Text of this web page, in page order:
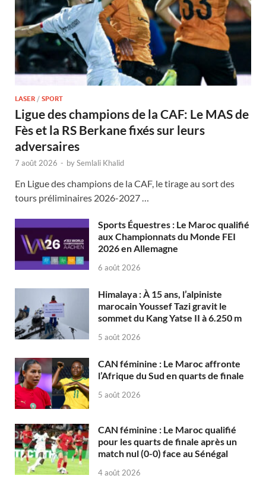
LASER / SPORT
Ligue des champions de la CAF: Le MAS de
Fès et la RS Berkane fixés sur leurs
adversaires
7 août 2026 - bySemlali Khalid
En Ligue des champions de la CAF, le tirage au sort des
tours préliminaires 2026-2027 …
Sports Équestres : Le Maroc qualifié
aux Championnats du Monde FEI
2026 en Allemagne
6 août 2026
Himalaya : À 15 ans, l’alpiniste
marocain Youssef Tazi gravit le
sommet du Kang Yatse II à 6.250 m
5 août 2026
CAN féminine : Le Maroc affronte
l’Afrique du Sud en quarts de finale
5 août 2026
CAN féminine : Le Maroc qualifié
pour les quarts de finale après un
match nul (0-0) face au Sénégal
4 août 2026